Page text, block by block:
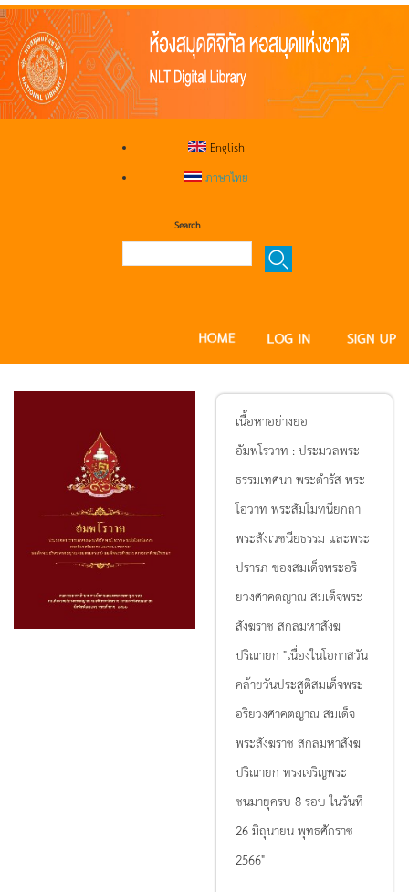
English
ภาษาไทย
Search
เนื้อหาอย่างย่อ
อัมพโรวาท : ประมวลพระ
ธรรมเทศนา พระดำรัส พระ
โอวาท พระสัมโมทนียกถา
พระสังเวชนียธรรม และพระ
ปรารภ ของสมเด็จพระอริ
ยวงศาคตญาณ สมเด็จพระ
สังฆราช สกลมหาสังฆ
ปริณายก "เนื่องในโอกาสวัน
คล้ายวันประสูติสมเด็จพระ
อริยวงศาคตญาณ สมเด็จ
พระสังฆราช สกลมหาสังฆ
ปริณายก ทรงเจริญพระ
ชนมายุครบ 8 รอบ ในวันที่
26 มิถุนายน พุทธศักราช
2566"